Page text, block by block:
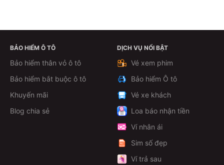
BẢO HIỂM Ô TÔ
Bảo hiểm thân vỏ ô tô
Bảo hiểm bắt buộc ô tô
Khuyến mãi
Blog chia sẻ
DỊCH VỤ NỔI BẬT
Vé xem phim
Bảo hiểm Ô tô
Vé xe khách
Loa báo nhận tiền
Ví nhân ái
Sim số đẹp
Ví trả sau